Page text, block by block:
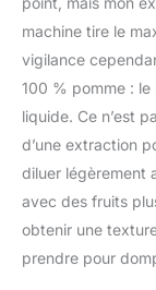
machine tire le
vigilance
100 % pomme :
liquide. Ce n’est
d’une extraction
diluer légèrement
avec des fruits
obtenir une
prendre pour